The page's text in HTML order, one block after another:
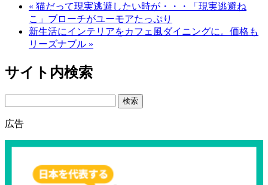
« 猫だって現実逃避したい時が・・・「現実逃避ね
こ」ブローチがユーモアたっぷり
新生活にインテリアをカフェ風ダイニングに。価格も
リーズナブル »
サイト内検索
Search
広告